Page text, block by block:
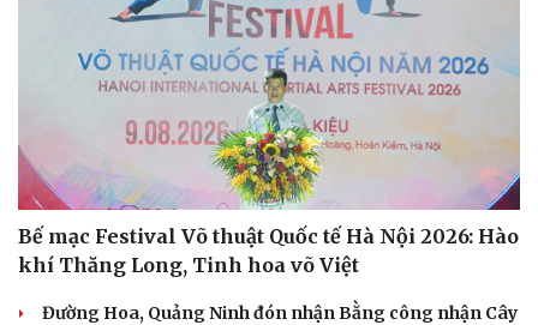
Bế mạc Festival Võ thuật Quốc tế Hà Nội 2026: Hào
khí Thăng Long, Tinh hoa võ Việt
Đường Hoa, Quảng Ninh đón nhận Bằng công nhận Cây